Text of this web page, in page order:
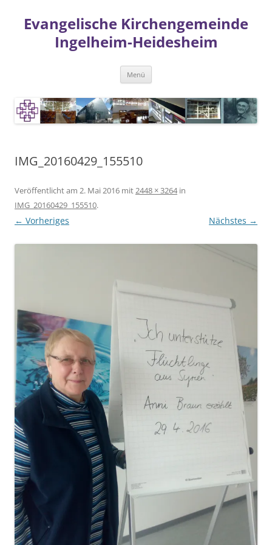
springen
Evangelische Kirchengemeinde
Ingelheim-Heidesheim
Menü
IMG_20160429_155510
Veröffentlicht am 2. Mai 2016 mit2448 × 3264in
IMG_20160429_155510.
← Vorheriges Nächstes →